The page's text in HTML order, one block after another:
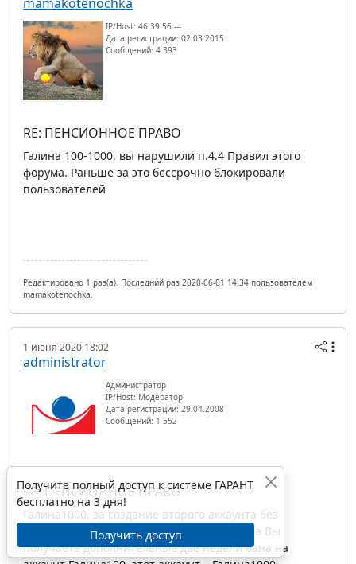
IP/Host: 46.39.56.---
Дата регистрации: 02.03.2015
Сообщений: 4 393
RE: ПЕНСИОННОЕ ПРАВО
Галина 100-1000, вы нарушили п.4.4 Правил этого
форума. Раньше за это бессрочно блокировали
пользователей
Редактировано 1 раз(а). Последний раз 2020-06-01 14:34 пользователем
mamakotenochka.
1 июня 2020 18:02
administrator
Администратор
IP/Host: Модератор
Дата регистрации: 29.04.2008
Сообщений: 1 552
RE: ПЕНСИОННОЕ ПРАВО
Галина1000, за создание второго аккаунта без
согласования с администраторами форума Вы
получаете дополнительные две недели бана на
Получите полный доступ к системе ГАРАНТ
бесплатно на 3 дня!
Получить доступ